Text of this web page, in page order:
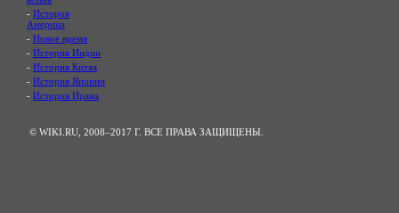
- История
Америки
- Новое время
- История Индии
- История Китая
- История Японии
- История Ирана
© WIKI.RU, 2008–2017 Г. ВСЕ ПРАВА ЗАЩИЩЕНЫ.